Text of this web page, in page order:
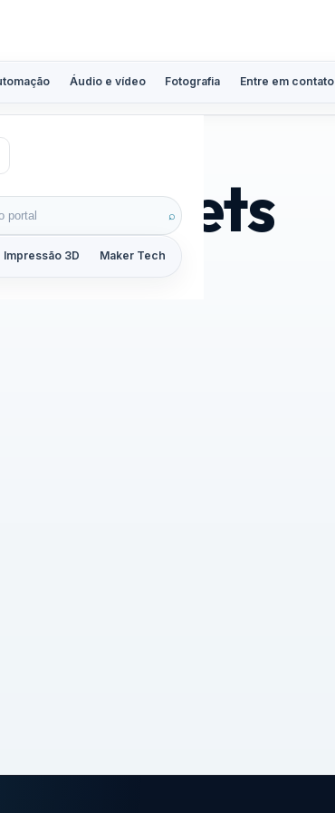
Áudio e vídeo Fotografia Entre em contato
⌕
Impressão 3D Maker Tech
gadgets